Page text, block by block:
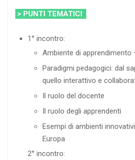
> PUNTI TEMATICI
1° incontro:
Ambiente di apprendimento
Paradigmi pedagogici: dal
quello interattivo e
Il ruolo del docente
Il ruolo degli apprendenti
Esempi di ambienti
Europa
2° incontro: